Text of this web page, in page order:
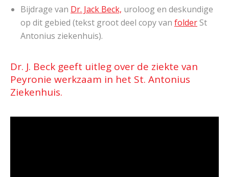
Bijdrage van Dr. Jack Beck, uroloog en deskundige
op dit gebied (tekst groot deel copy van folder St
Antonius ziekenhuis).
Dr. J. Beck geeft uitleg over de ziekte van
Peyronie werkzaam in het St. Antonius
Ziekenhuis.